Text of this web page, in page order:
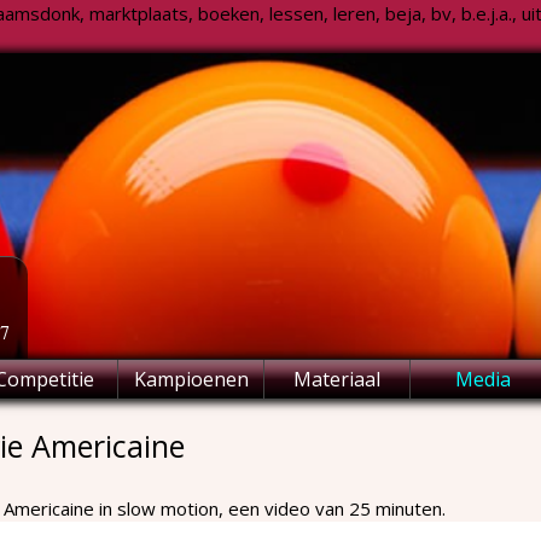
marktplaats, boeken, lessen, leren, beja, bv, b.e.j.a.,
Kampioenen Materiaal Media
Americaine
in slow motion, een video van 25 minuten.